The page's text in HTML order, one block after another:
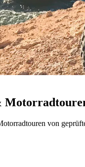
von